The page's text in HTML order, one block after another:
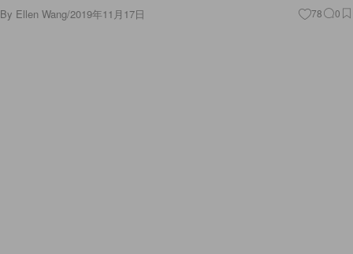
By Ellen Wang/2019年11月17日 78 0